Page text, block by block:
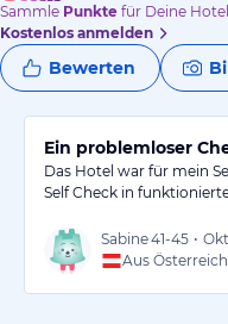
Sammle Punkte für Deine
Kostenlos anmelden
Bewerten
Ein problemloser
Das Hotel war für mein
Self Check in
Sabine41-45 •
Aus Österreich